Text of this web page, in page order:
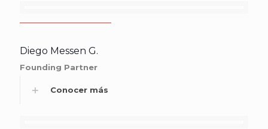
Diego Messen G.
Founding Partner
Conocer más